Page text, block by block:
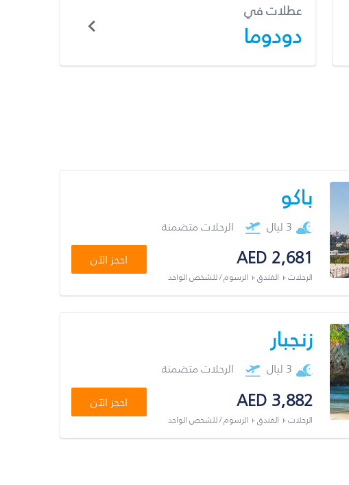
عطلات في
دودوما
باكو
3 ليال الرحلات متضمنة
AED 2,681
الرحلات + الفندق + الرسوم / للشخص الواحد
احجز الآن
زنجبار
3 ليال الرحلات متضمنة
AED 3,882
الرحلات + الفندق + الرسوم / للشخص الواحد
احجز الآن